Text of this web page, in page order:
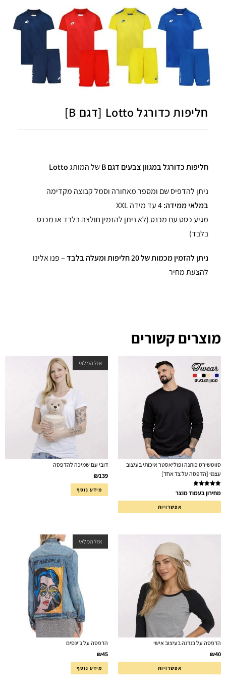
חליפות כדורגל Lotto [דגם B]
חליפות כדורגל במגוון צבעים דגם B של המותגLotto
ניתן להדפיס שם ומספר מאחורה וסמל קבוצה מקדימה
במלאי ממידה:
מגיע כסט עם מכנס (לא ניתן להזמין חולצה בלבד או מכנס
בלבד)
ניתן להזמין מכמות של 20 חליפות ומעלה בלבד
– פנו אלינו
להצעת מחיר
מוצרים קשורים
סווטשירט כותנה ופוליאסטר איכותי בעיצוב
עצמי [הדפסה על צד אחד]
דורג5.00
מחירון בעמוד מוצר
אפשרויות
אזל המלאי
דובי עם שמיכה להדפסה
₪139
מידע נוסף
הדפסה על בנדנה בעיצוב אישי
₪40
אפשרויות
אזל המלאי
הדפסה על ג'ינסים
₪45
מידע נוסף